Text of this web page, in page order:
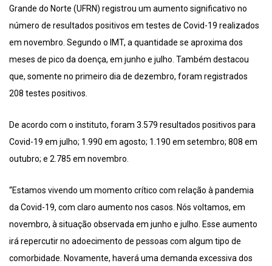
Grande do Norte (UFRN) registrou um aumento significativo no
número de resultados positivos em testes de Covid-19 realizados
em novembro. Segundo o IMT, a quantidade se aproxima dos
meses de pico da doença, em junho e julho. Também destacou
que, somente no primeiro dia de dezembro, foram registrados
208 testes positivos.
De acordo com o instituto, foram 3.579 resultados positivos para
Covid-19 em julho; 1.990 em agosto; 1.190 em setembro; 808 em
outubro; e 2.785 em novembro.
“Estamos vivendo um momento crítico com relação à pandemia
da Covid-19, com claro aumento nos casos. Nós voltamos, em
novembro, à situação observada em junho e julho. Esse aumento
irá repercutir no adoecimento de pessoas com algum tipo de
comorbidade. Novamente, haverá uma demanda excessiva dos